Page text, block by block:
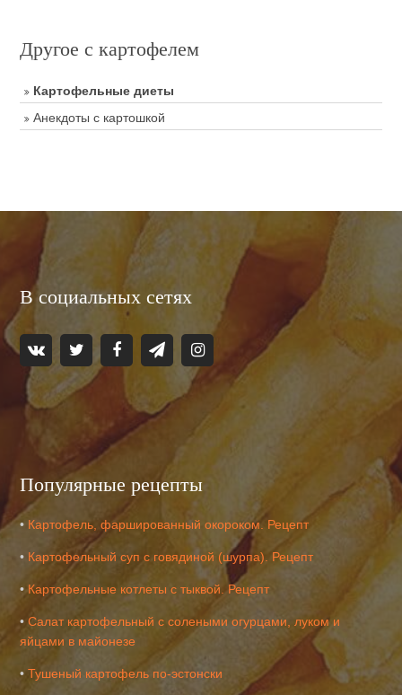
Другое с картофелем
Картофельные диеты
Анекдоты с картошкой
В социальных сетях
Популярные рецепты
• Картофель, фаршированный окороком. Рецепт
• Картофельный суп с говядиной (шурпа). Рецепт
• Картофельные котлеты с тыквой. Рецепт
•Салат картофельный с солеными огурцами, луком и
яйцами в майонезе
•Тушеный картофель по-эстонски